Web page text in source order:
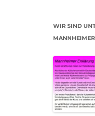
WIR SIND